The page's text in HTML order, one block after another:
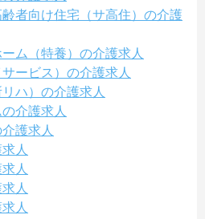
者向け住宅（サ高住）の介護
ム（特養）の介護求人
ービス）の介護求人
ハ）の介護求人
介護求人
護求人
人
人
人
人